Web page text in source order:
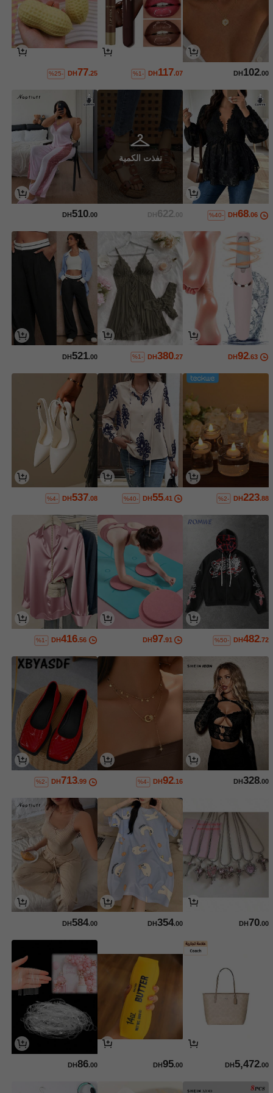
DH102.00
DH117.07
%1-
DH77.25
%25-
DH68.06
%40-
نفذت الكمية
DH 622.00
DH510.00
DH92.63
DH380.27
%1-
DH521.00
DH223.88
%2-
DH55.41
%40-
DH537.08
%4-
DH482.72
%50-
DH97.91
DH416.56
%1-
DH328.00
DH92.16
%4-
DH713.99
%2-
DH70.00
DH354.00
DH584.00
DH5,472.00
DH95.00
DH86.00